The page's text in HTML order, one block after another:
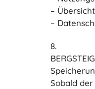
–
–
8.
Sobald